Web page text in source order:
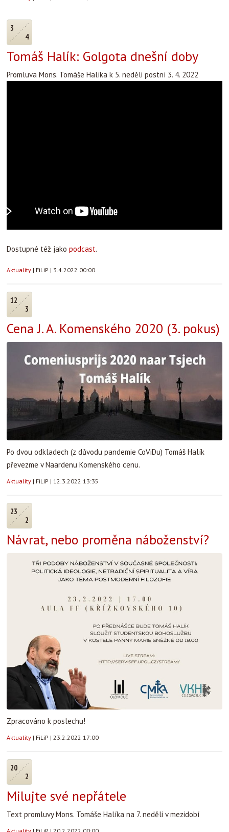
3
4
Tomáš Halík: Golgota dnešní doby
Promluva Mons. Tomáše Halíka k 5. neděli postní 3. 4. 2022
Dostupné též jako podcast.
Aktuality | FiLiP | 3.4.2022 00:00
12
3
Cena J. A. Komenského 2020 (3. pokus)
Po dvou odkladech (z důvodu pandemie CoViDu) Tomáš Halík
převezme v Naardenu Komenského cenu.
Aktuality | FiLiP | 12.3.2022 13:35
23
2
Návrat, nebo proměna náboženství?
Zpracováno k poslechu!
Aktuality | FiLiP | 23.2.2022 17:00
20
2
Milujte své nepřátele
Text promluvy Mons. Tomáše Halíka na 7. neděli v mezidobí